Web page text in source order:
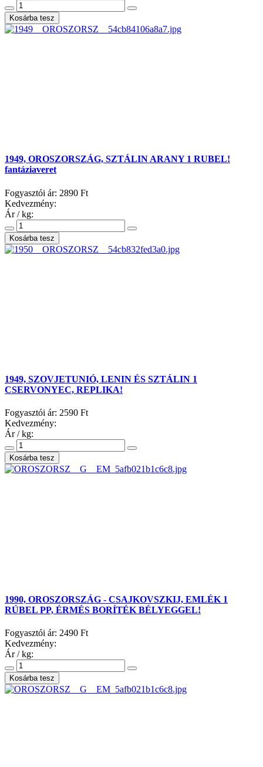
1949, OROSZORSZÁG, SZTÁLIN ARANY 1 RUBEL!
fantáziaveret
Fogyasztói ár: 2890 Ft
Kedvezmény:
Ár / kg:
1949, SZOVJETUNIÓ, LENIN ÉS SZTÁLIN 1
CSERVONYEC, REPLIKA!
Fogyasztói ár: 2590 Ft
Kedvezmény:
Ár / kg:
1990, OROSZORSZÁG - CSAJKOVSZKIJ, EMLÉK 1
RÚBEL PP, ÉRMÉS BORÍTÉK BÉLYEGGEL!
Fogyasztói ár: 2490 Ft
Kedvezmény:
Ár / kg: